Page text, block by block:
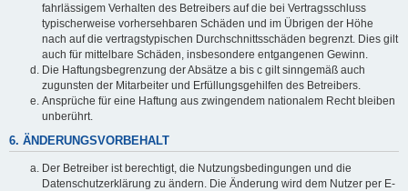
fahrlässigem Verhalten des Betreibers auf die bei Vertragsschluss
typischerweise vorhersehbaren Schäden und im Übrigen der Höhe
nach auf die vertragstypischen Durchschnittsschäden begrenzt. Dies gilt
auch für mittelbare Schäden, insbesondere entgangenen Gewinn.
Die Haftungsbegrenzung der Absätze a bis c gilt sinngemäß auch
zugunsten der Mitarbeiter und Erfüllungsgehilfen des Betreibers.
Ansprüche für eine Haftung aus zwingendem nationalem Recht bleiben
unberührt.
6. ÄNDERUNGSVORBEHALT
Der Betreiber ist berechtigt, die Nutzungsbedingungen und die
Datenschutzerklärung zu ändern. Die Änderung wird dem Nutzer per E-